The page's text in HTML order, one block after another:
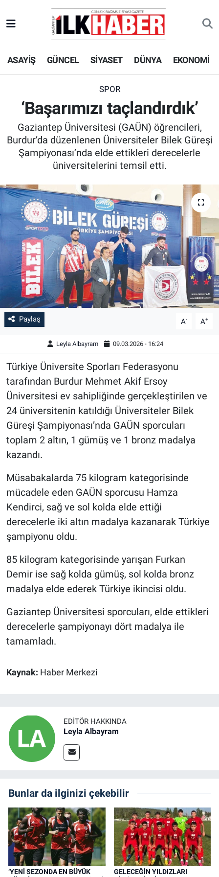
ASAYİŞ GÜNCEL SİYASET DÜNYA EKONOMİ
SPOR
‘Başarımızı taçlandırdık’
Gaziantep Üniversitesi (GAÜN) öğrencileri,
Burdur’da düzenlenen Üniversiteler Bilek Güreşi
Şampiyonası’nda elde ettikleri derecelerle
üniversitelerini temsil etti.
Paylaş A- A+
Leyla Albayram 09.03.2026 - 16:24
Türkiye Üniversite Sporları Federasyonu
tarafından Burdur Mehmet Akif Ersoy
Üniversitesi ev sahipliğinde gerçekleştirilen ve
24 üniversitenin katıldığı Üniversiteler Bilek
Güreşi Şampiyonası’nda GAÜN sporcuları
toplam 2 altın, 1 gümüş ve 1 bronz madalya
kazandı.
Müsabakalarda 75 kilogram kategorisinde
mücadele eden GAÜN sporcusu Hamza
Kendirci, sağ ve sol kolda elde ettiği
derecelerle iki altın madalya kazanarak Türkiye
şampiyonu oldu.
85 kilogram kategorisinde yarışan Furkan
Demir ise sağ kolda gümüş, sol kolda bronz
madalya elde ederek Türkiye ikincisi oldu.
Gaziantep Üniversitesi sporcuları, elde ettikleri
derecelerle şampiyonayı dört madalya ile
tamamladı.
Kaynak: Haber Merkezi
EDITÖR HAKKINDA
Leyla Albayram
Bunlar da ilginizi çekebilir
‘YENİ SEZONDA EN BÜYÜK
GELECEĞİN YILDIZLARI
EKONOMİ
SİYASET
SPOR
TEKNOLOJİ
ASAYİŞ
EĞİTİM
KÜLTÜR - SANAT
Beyoğlu Hava Durumu
Beyoğlu Trafik Yoğunluk Haritası
Süper Lig Puan Durumu ve Fikstür
Tüm Manşetler
Son Dakika Haberleri
Haber Arşivi